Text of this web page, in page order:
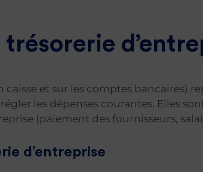
et sur les comptes bancaires)
les dépenses courantes. Elles
(paiement des fournisseurs,
d’entreprise